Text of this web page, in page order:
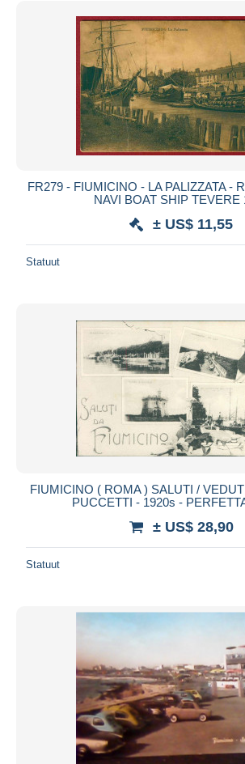
FR279 - FIUMICINO - LA PALIZZATA -
NAVI BOAT SHIP TEVERE
± US$ 11,55
Statuut
FIUMICINO ( ROMA ) SALUTI /
PUCCETTI - 1920s -
± US$ 28,90
Statuut